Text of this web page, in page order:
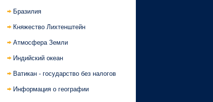
Бразилия
Княжество Лихтенштейн
Атмосфера Земли
Индийский океан
Ватикан - государство без налогов
Информация о географии